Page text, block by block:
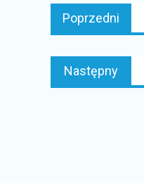
wpisu
Poprzedni
Następny